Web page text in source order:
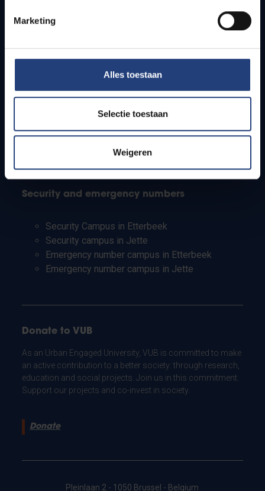
Marketing
Alles toestaan
Selectie toestaan
Weigeren
Students
PhD students
Teachers and secondary schools
Working students
Security and emergency numbers
Security Campus in Etterbeek
Security campus in Jette
Emergency number campus in Etterbeek
Emergency number campus in Jette
Donate to VUB
As an Urban Engaged University, VUB is committed to make
an active contribution to a better society: through research,
education and social projects. Join us in this commitment.
Support our projects and co-invest in society.
Donate
Pleinlaan 2 - 1050 Brussel - Belgium